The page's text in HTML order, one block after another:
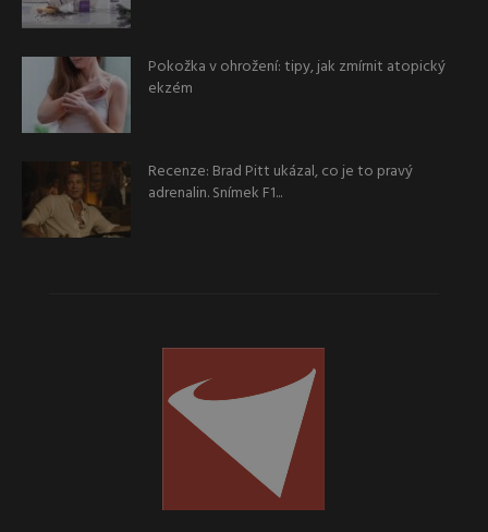
Pokožka v ohrožení: tipy, jak zmírnit atopický
ekzém
Recenze: Brad Pitt ukázal, co je to pravý
adrenalin. Snímek F1...